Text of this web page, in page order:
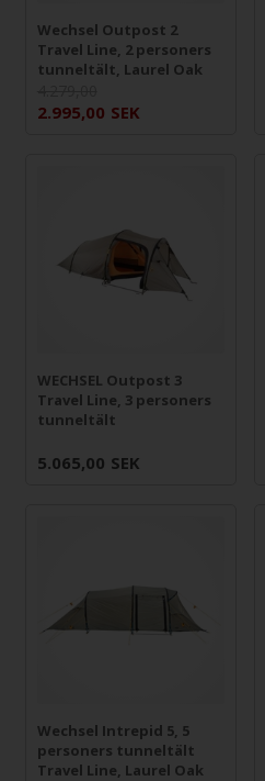
Wechsel Outpost 2
Travel Line, 2 personers
tunneltält, Laurel Oak
2.995,00 SEK
WECHSEL Outpost 3
Travel Line, 3 personers
tunneltält
5.065,00 SEK
Wechsel Intrepid 5, 5
personers tunneltält
Travel Line, Laurel Oak